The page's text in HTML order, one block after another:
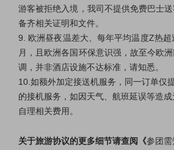
游客被拒绝入境，我司不提供免费巴士
备齐相关证明和文件。
9. 欧洲昼夜温差大、每年平均温度Z热
月，且欧洲各国环保意识强，故至今欧
调，并非酒店设施不达标准，请知悉。
10.如额外加定接送机服务，同一订单仅
的接机服务，如因天气、航班延误等造
自理相关费用。
关于旅游协议的更多细节请查阅《参团